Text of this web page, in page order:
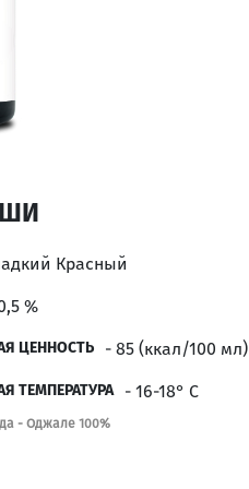
Красный
%
ЦЕННОСТЬ - 85 (ккал/100 мл)
ТЕМПЕРАТУРА - 16-18° С
- Оджале 100%